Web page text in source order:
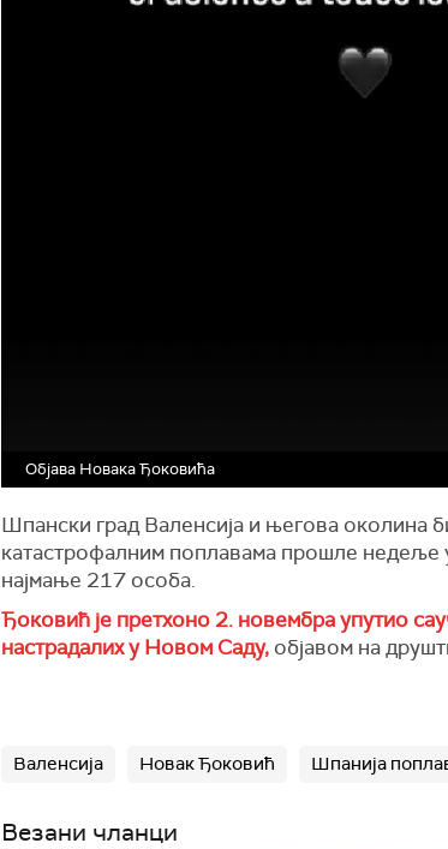
Објава Новака Ђоковића
Шпански град Валенсија и његова околина
катастрофалним поплавама прошле недеље
најмање 217 особа.
Ђоковић је претхоно 2. новембра упутио
настрадалих у Новом Саду, објавом на
Валенсија Новак Ђоковић Шпанија
Везани чланци